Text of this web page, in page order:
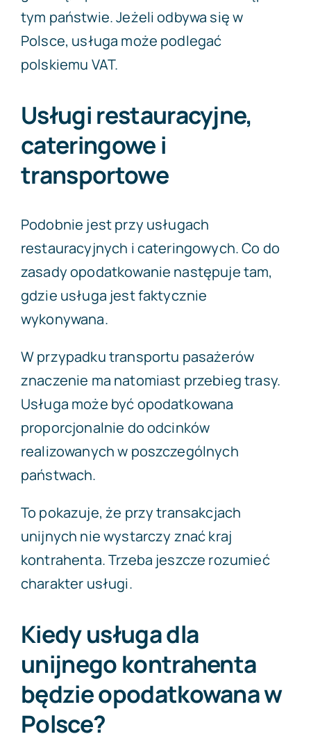
tym państwie. Jeżeli odbywa się w
Polsce, usługa może podlegać
polskiemu VAT.
Usługi restauracyjne,
cateringowe i
transportowe
Podobnie jest przy usługach
restauracyjnych i cateringowych. Co do
zasady opodatkowanie następuje tam,
gdzie usługa jest faktycznie
wykonywana.
W przypadku transportu pasażerów
znaczenie ma natomiast przebieg trasy.
Usługa może być opodatkowana
proporcjonalnie do odcinków
realizowanych w poszczególnych
państwach.
To pokazuje, że przy transakcjach
unijnych nie wystarczy znać kraj
kontrahenta. Trzeba jeszcze rozumieć
charakter usługi.
Kiedy usługa dla
unijnego kontrahenta
będzie opodatkowana w
Polsce?